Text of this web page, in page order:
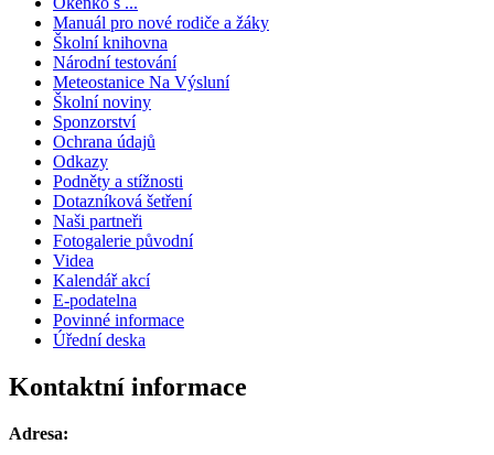
Manuál pro nové rodiče a žáky
Školní knihovna
Národní testování
Meteostanice Na Výsluní
Školní noviny
Sponzorství
Ochrana údajů
Odkazy
Podněty a stížnosti
Dotazníková šetření
Naši partneři
Fotogalerie původní
Videa
Kalendář akcí
E-podatelna
Povinné informace
Úřední deska
Kontaktní informace
Adresa: